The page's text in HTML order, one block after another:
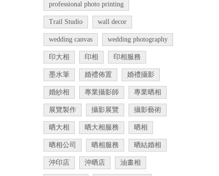
professional photo printing
Trail Studio wall decor
wedding canvas wedding photography
印大相 印相 印相服務
墨水筆 婚禮佈置 婚禮攝影
婚紗相 專業攝影師 專業晒相
展覽製作 攝影展覽 攝影藝術
晒大相 晒大相服務 晒相
晒相公司 晒相服務 晒結婚相
沖印店 沖晒店 油畫相